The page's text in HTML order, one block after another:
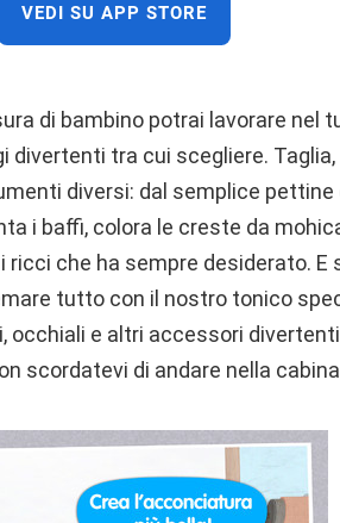
VEDI SU APP STORE
di bambino potrai lavorare nel
divertenti tra cui scegliere.
diversi: dal semplice
i baffi, colora le creste da
che ha sempre desiderato. E
tutto con il nostro tonico
occhiali e altri accessori
scordatevi di andare nella